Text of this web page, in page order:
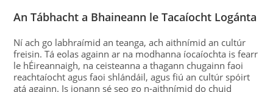
An Tábhacht a Bhaineann le Tacaíocht Logánta
Ní ach go labhraímid an teanga, ach aithnímid an cultúr
freisin. Tá eolas againn ar na modhanna íocaíochta is fearr
le hÉireannaigh, na ceisteanna a thagann chugainn faoi
reachtaíocht agus faoi shlándáil, agus fiú an cultúr spóirt
atá againn. Is ionann sé seo go n-aithnímid do chuid